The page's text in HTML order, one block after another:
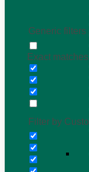
Generic filters
Exact
Filter by